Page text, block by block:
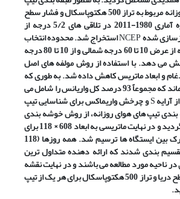
های هوای میانگین روزانه مربوط به تراز 500 هکتوپاسکال و فشار سطح
) طی دوره آماری 1980-2011 در تلاقی های 5/2 درجه از
شدهNCEPاستخراج شد. محدوده انتخاب
شده شامل 608 نقطه از عرض 10 تا 60 درجه شمالی و از 10 تا 80 درجه
دهد. با استفاده از روش مولفه های اصل
و ابعاد ماتریس کاهش داده شد. به طوری که
13 مولفه اصلی باقی ماند که مجموعاً 93 درصد کل واریانس را شامل می
آرایهSو چرخش واریماکس برای شناسایی تیپ
بندی تیپ های هوای روزانه، از روش خوشه بندی
و در نهایت ماتریسی به ابعاد 608 × 118 برای
همه روزها (118
بندی شدند که ارائه دهنده متداول ترین
ناحیه مورد مطالعه می باشند و در نهایت نقشه
های ترکیبی فشار سطح دریا و تراز 500 هکتوپاسکال برای هر یک از تیپ